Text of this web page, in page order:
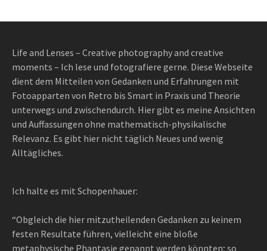
Life and Lenses – Creative photography and creative
moments – Ich lese und fotografiere gerne. Diese Webseite
dient dem Mitteilen von Gedanken und Erfahrungen mit
Fotoapparten von Retro bis Smart in Praxis und Theorie
unterwegs und zwischendurch. Hier gibt es meine Ansichten
und Auffassungen ohne mathematisch-physikalische
Relevanz. Es gibt hier nicht täglich Neues und wenig
Alltägliches.
Ich halte es mit Schopenhauer:
“Obgleich die hier mitzutheilenden Gedanken zu keinem
festen Resultate führen, vielleicht eine bloße
metaphysische Phantasie genannt werden könnten; so